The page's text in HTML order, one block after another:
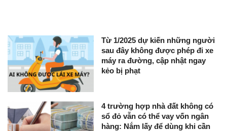
Từ 1/2025 dự kiến những người
sau đây không được phép đi xe
máy ra đường, cập nhật ngay
kẻo bị phạt
4 trường hợp nhà đất không có
sổ đỏ vẫn có thể vay vốn ngân
hàng: Nắm lấy để dùng khi cần